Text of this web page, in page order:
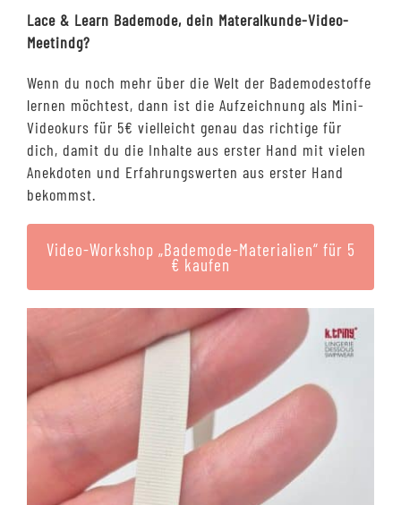
Lace & Learn Bademode, dein Materalkunde-Video-
Meetindg?
Wenn du noch mehr über die Welt der Bademodestoffe
lernen möchtest, dann ist die Aufzeichnung als Mini-
Videokurs für 5€ vielleicht genau das richtige für
dich, damit du die Inhalte aus erster Hand mit vielen
Anekdoten und Erfahrungswerten aus erster Hand
bekommst.
Video-Workshop „Bademode-Materialien“ für 5
€ kaufen